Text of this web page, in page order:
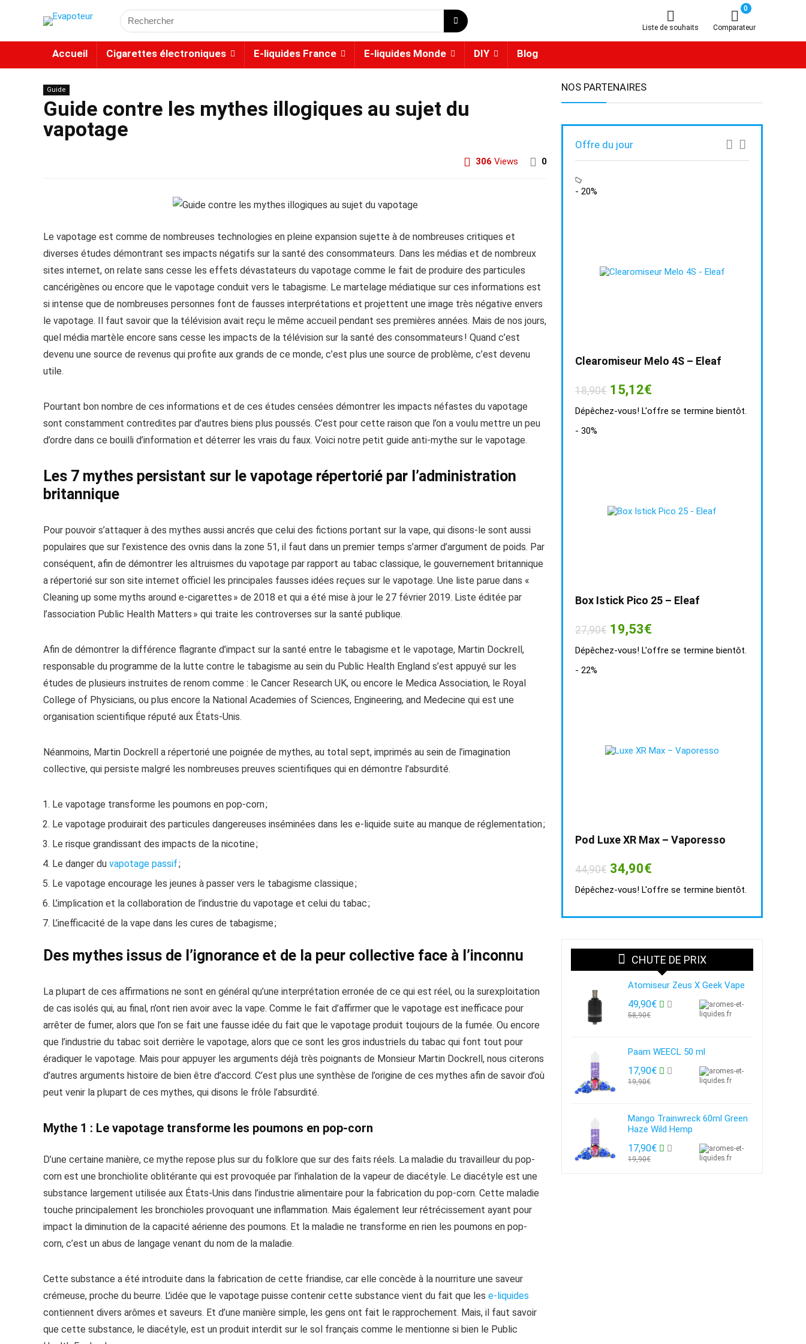
Liste de souhaits
0
Comparateur
Accueil Cigarettes électroniques E-liquides France E-liquides Monde DIY Blog
Guide
Guide contre les mythes illogiques au sujet du
vapotage
306 Views 0
Le vapotage est comme de nombreuses technologies en pleine expansion sujette à de nombreuses critiques et
diverses études démontrant ses impacts négatifs sur la santé des consommateurs. Dans les médias et de nombreux
sites internet, on relate sans cesse les effets dévastateurs du vapotage comme le fait de produire des particules
cancérigènes ou encore que le vapotage conduit vers le tabagisme. Le martelage médiatique sur ces informations est
si intense que de nombreuses personnes font de fausses interprétations et projettent une image très négative envers
le vapotage. Il faut savoir que la télévision avait reçu le même accueil pendant ses premières années. Mais de nos jours,
quel média martèle encore sans cesse les impacts de la télévision sur la santé des consommateurs ! Quand c’est
devenu une source de revenus qui profite aux grands de ce monde, c’est plus une source de problème, c’est devenu
utile.
Pourtant bon nombre de ces informations et de ces études censées démontrer les impacts néfastes du vapotage
sont constamment contredites par d’autres biens plus poussés. C’est pour cette raison que l’on a voulu mettre un peu
d’ordre dans ce bouilli d’information et déterrer les vrais du faux. Voici notre petit guide anti-mythe sur le vapotage.
Les 7 mythes persistant sur le vapotage répertorié par l’administration
britannique
Pour pouvoir s’attaquer à des mythes aussi ancrés que celui des fictions portant sur la vape, qui disons-le sont aussi
populaires que sur l’existence des ovnis dans la zone 51, il faut dans un premier temps s’armer d’argument de poids. Par
conséquent, afin de démontrer les altruismes du vapotage par rapport au tabac classique, le gouvernement britannique
a répertorié sur son site internet officiel les principales fausses idées reçues sur le vapotage. Une liste parue dans «
Cleaning up some myths around e-cigarettes » de 2018 et qui a été mise à jour le 27 février 2019. Liste éditée par
l’association Public Health Matters » qui traite les controverses sur la santé publique.
Afin de démontrer la différence flagrante d’impact sur la santé entre le tabagisme et le vapotage, Martin Dockrell,
responsable du programme de la lutte contre le tabagisme au sein du Public Health England s’est appuyé sur les
études de plusieurs instruites de renom comme : le Cancer Research UK, ou encore le Medica Association, le Royal
College of Physicians, ou plus encore la National Academies of Sciences, Engineering, and Medecine qui est une
organisation scientifique réputé aux États-Unis.
Néanmoins, Martin Dockrell a répertorié une poignée de mythes, au total sept, imprimés au sein de l’imagination
collective, qui persiste malgré les nombreuses preuves scientifiques qui en démontre l’absurdité.
Le vapotage transforme les poumons en pop-corn ;
Le vapotage produirait des particules dangereuses inséminées dans les e-liquide suite au manque de réglementation ;
Le risque grandissant des impacts de la nicotine ;
Le danger du vapotage passif;
Le vapotage encourage les jeunes à passer vers le tabagisme classique ;
L’implication et la collaboration de l’industrie du vapotage et celui du tabac ;
L’inefficacité de la vape dans les cures de tabagisme ;
Des mythes issus de l’ignorance et de la peur collective face à l’inconnu
La plupart de ces affirmations ne sont en général qu’une interprétation erronée de ce qui est réel, ou la surexploitation
de cas isolés qui, au final, n’ont rien avoir avec la vape. Comme le fait d’affirmer que le vapotage est inefficace pour
arrêter de fumer, alors que l’on se fait une fausse idée du fait que le vapotage produit toujours de la fumée. Ou encore
que l’industrie du tabac soit derrière le vapotage, alors que ce sont les gros industriels du tabac qui font tout pour
éradiquer le vapotage. Mais pour appuyer les arguments déjà très poignants de Monsieur Martin Dockrell, nous citerons
d’autres arguments histoire de bien être d’accord. C’est plus une synthèse de l’origine de ces mythes afin de savoir d’où
peut venir la plupart de ces mythes, qui disons le frôle l’absurdité.
Mythe 1 : Le vapotage transforme les poumons en pop-corn
D’une certaine manière, ce mythe repose plus sur du folklore que sur des faits réels. La maladie du travailleur du pop-
corn est une bronchiolite oblitérante qui est provoquée par l’inhalation de la vapeur de diacétyle. Le diacétyle est une
substance largement utilisée aux États-Unis dans l’industrie alimentaire pour la fabrication du pop-corn. Cette maladie
touche principalement les bronchioles provoquant une inflammation. Mais également leur rétrécissement ayant pour
impact la diminution de la capacité aérienne des poumons. Et la maladie ne transforme en rien les poumons en pop-
corn, c’est un abus de langage venant du nom de la maladie.
Cette substance a été introduite dans la fabrication de cette friandise, car elle concède à la nourriture une saveur
crémeuse, proche du beurre. L’idée que le vapotage puisse contenir cette substance vient du fait que les e-liquides
contiennent divers arômes et saveurs. Et d’une manière simple, les gens ont fait le rapprochement. Mais, il faut savoir
que cette substance, le diacétyle, est un produit interdit sur le sol français comme le mentionne si bien le Public
NOS PARTENAIRES
Offre du jour
- 20%
Clearomiseur Melo 4S – Eleaf
18,90€ Le
prix
initial
15,12€
actuel
Dépêchez-vous! L'offre se termine bientôt.
- 30%
Box Istick Pico 25 – Eleaf
27,90€ Le
prix
initial
19,53€
actuel
Dépêchez-vous! L'offre se termine bientôt.
- 22%
Pod Luxe XR Max – Vaporesso
44,90€ Le
prix
initial
34,90€
actuel
Dépêchez-vous! L'offre se termine bientôt.
CHUTE DE PRIX
Atomiseur Zeus X Geek Vape
49,90€
58,90€
Paam WEECL 50 ml
17,90€
19,90€
Mango Trainwreck 60ml Green
Haze Wild Hemp
17,90€
19,90€